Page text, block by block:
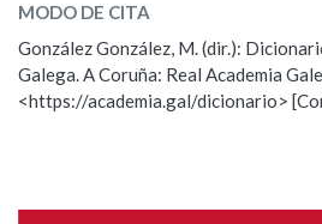
BUSCAR NO CONTIDO
Nas definicións
Observación
Nome
MODO DE CITA
González González, M. (dir.):
Galega. A Coruña: Real Academia
<https://academia.gal/dicionario>